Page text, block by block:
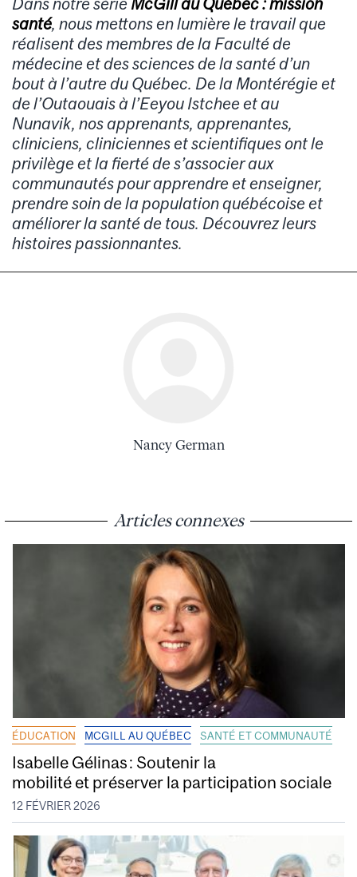
santé, nous mettons en lumière le travail que
réalisent des membres de la Faculté de
médecine et des sciences de la santé d’un
bout à l’autre du Québec. De la Montérégie et
de l’Outaouais à l’Eeyou Istchee et au
Nunavik, nos apprenants, apprenantes,
cliniciens, cliniciennes et scientifiques ont le
privilège et la fierté de s’associer aux
communautés pour apprendre et enseigner,
prendre soin de la population québécoise et
améliorer la santé de tous. Découvrez leurs
histoires passionnantes.
Nancy German
Articles connexes
ÉDUCATION MCGILL AU QUÉBEC SANTÉ ET COMMUNAUTÉ
Isabelle Gélinas : Soutenir la
mobilité et préserver la participation sociale
12 FÉVRIER 2026